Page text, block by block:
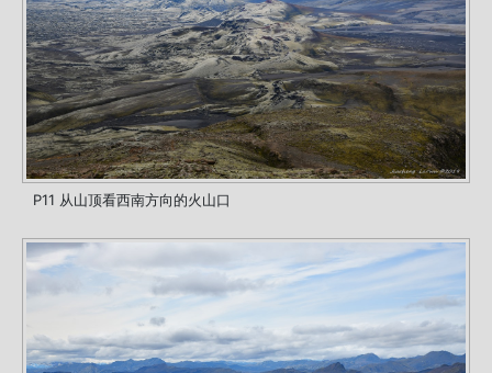
P11 从山顶看西南方向的火山口